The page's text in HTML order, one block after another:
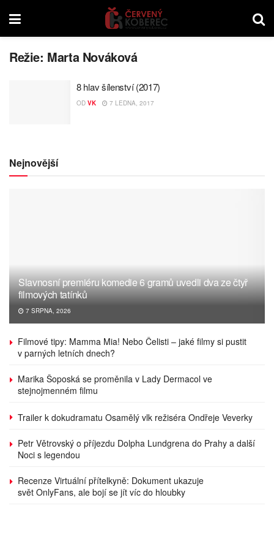
Režie: Marta Nováková
8 hlav šílenství (2017)
OD VK 7 LEDNA, 2017
Nejnovější
Slavnosní premiéru komedie 6 gramů uvedli dva ze čtyř
filmových tatínků
7 SRPNA, 2026
Filmové tipy: Mamma Mia! Nebo Čelisti – jaké filmy si pustit
v parných letních dnech?
Marika Šoposká se proměnila v Lady Dermacol ve
stejnojmenném filmu
Trailer k dokudramatu Osamělý vlk režiséra Ondřeje Veverky
Petr Větrovský o příjezdu Dolpha Lundgrena do Prahy a další
Noci s legendou
Recenze Virtuální přítelkyně: Dokument ukazuje
svět OnlyFans, ale bojí se jít víc do hloubky